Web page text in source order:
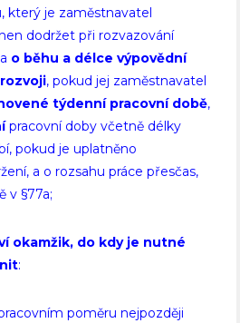
který je zaměstnavatel
dodržet při rozvazování
o běhu a délce výpovědní
, pokud jej zaměstnavatel
týdenní pracovní době,
pracovní doby včetně délky
pokud je uplatněno
a o rozsahu práce přesčas,
v §77a;
okamžik, do kdy je nutné
:
poměru nejpozději